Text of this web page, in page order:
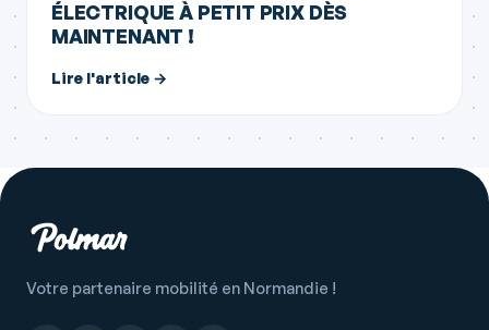
ÉLECTRIQUE À PETIT PRIX DÈS
MAINTENANT !
Lire l'article →
Votre partenaire mobilité en Normandie !